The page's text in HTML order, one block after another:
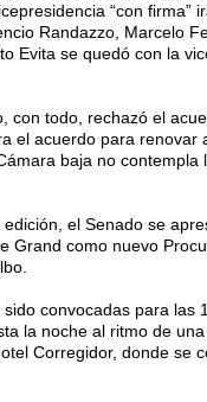
“con firma”
Randazzo, Marcelo
Evita se quedó con la
con todo, rechazó el
el acuerdo para
baja no
el Senado se
Grand como nuevo
convocadas para las
la noche al ritmo de
Corregidor, donde se